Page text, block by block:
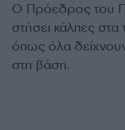
Ο Πρόεδρος του
στήσει κάλπες
όπως όλα
στη βάση.